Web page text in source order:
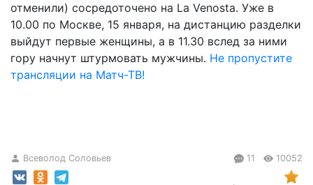
отменили) сосредоточено на La Venosta. Уже в
10.00 по Москве, 15 января, на дистанцию разделки
выйдут первые женщины, а в 11.30 вслед за ними
гору начнут штурмовать мужчины. Не пропустите
трансляции на Матч-ТВ!
Всеволод Соловьев 11 10052